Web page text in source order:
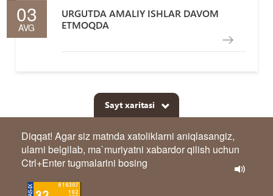
03
AVG
URGUTDA AMALIY ISHLAR DAVOM
ETMOQDA
Sayt xaritasi
Diqqat! Agar siz matnda xatoliklarni aniqlasangiz,
ularni belgilab, ma`muriyatni xabardor qilish uchun
Ctrl+Enter tugmalarini bosing